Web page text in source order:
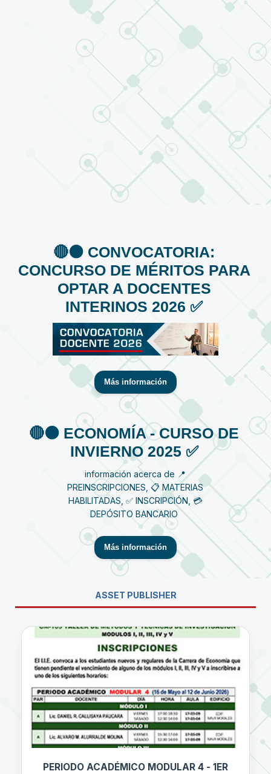
🔴⚫️ CONVOCATORIA:
CONCURSO DE MÉRITOS PARA
OPTAR A DOCENTES
INTERINOS 2026 ✅
Más información
🔴⚫️ ECONOMÍA - CURSO DE
INVIERNO 2025 ✅
información acerca de 📍
PREINSCRIPCIONES, 📋 MATERIAS
HABILITADAS, ✅ INSCRIPCIÓN, 💳
DEPÓSITO BANCARIO
Más información
ASSET PUBLISHER
PERIODO ACADÉMICO MODULAR 4 - 1ER